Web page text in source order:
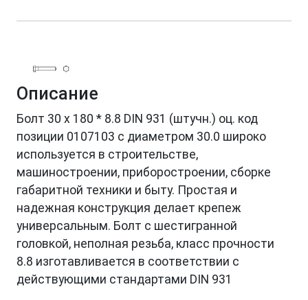
Описание
Болт 30 х 180 * 8.8 DIN 931 (штучн.) оц. код
позиции 0107103 с диаметром 30.0 широко
используется в строительстве,
машиностроении, приборостроении, сборке
габаритной техники и быту. Простая и
надежная конструкция делает крепеж
универсальным. Болт с шестигранной
головкой, неполная резьба, класс прочности
8.8 изготавливается в соответствии с
действующими стандартами DIN 931